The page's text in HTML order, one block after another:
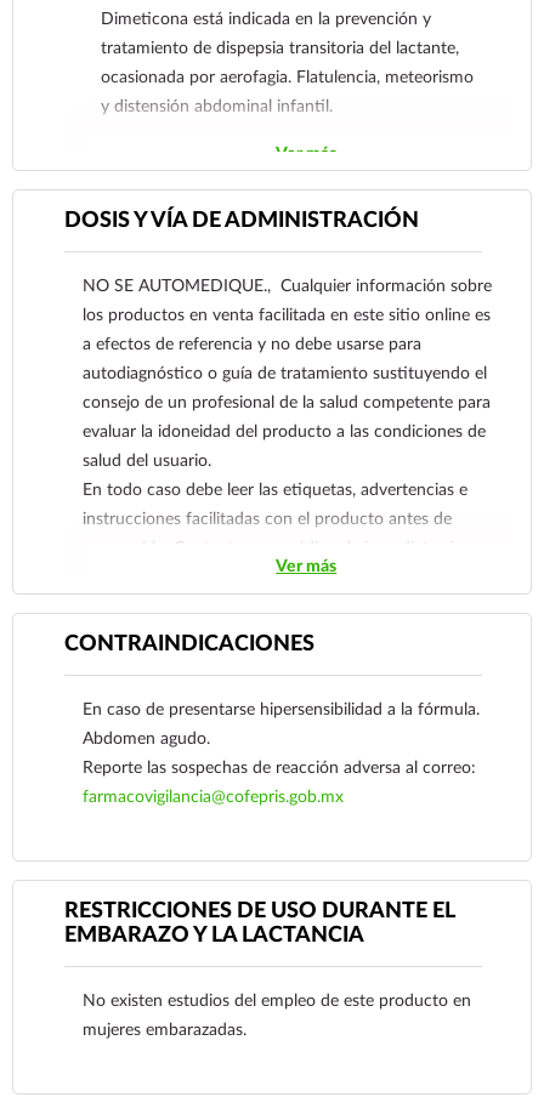
Dimeticona está indicada en la prevención y
tratamiento de dispepsia transitoria del lactante,
ocasionada por aerofagia. Flatulencia, meteorismo
y distensión abdominal infantil.
Ver más
DOSIS Y VÍA DE ADMINISTRACIÓN
NO SE AUTOMEDIQUE., Cualquier información sobre
los productos en venta facilitada en este sitio online es
a efectos de referencia y no debe usarse para
autodiagnóstico o guía de tratamiento sustituyendo el
consejo de un profesional de la salud competente para
evaluar la idoneidad del producto a las condiciones de
salud del usuario.
En todo caso debe leer las etiquetas, advertencias e
instrucciones facilitadas con el producto antes de
consumirlo. Contacte a su médico de inmediato si
sospecha que tiene un problema de salud.
Ver más
CONTRAINDICACIONES
En caso de presentarse hipersensibilidad a la fórmula.
Abdomen agudo.
Reporte las sospechas de reacción adversa al correo:
farmacovigilancia@cofepris.gob.mx
Ver más
RESTRICCIONES DE USO DURANTE EL
EMBARAZO Y LA LACTANCIA
No existen estudios del empleo de este producto en
mujeres embarazadas.